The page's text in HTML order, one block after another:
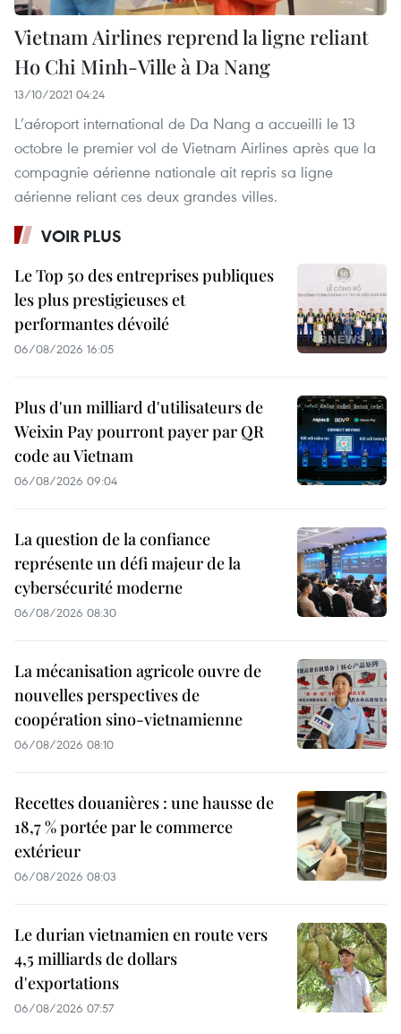
Vietnam Airlines reprend la ligne reliant
Ho Chi Minh-Ville à Da Nang
13/10/2021 04:24
L’aéroport international de Da Nang a accueilli le 13
octobre le premier vol de Vietnam Airlines après que la
compagnie aérienne nationale ait repris sa ligne
aérienne reliant ces deux grandes villes.
VOIR PLUS
Le Top 50 des entreprises publiques
les plus prestigieuses et
performantes dévoilé
06/08/2026 16:05
Plus d'un milliard d'utilisateurs de
Weixin Pay pourront payer par QR
code au Vietnam
06/08/2026 09:04
La question de la confiance
représente un défi majeur de la
cybersécurité moderne
06/08/2026 08:30
La mécanisation agricole ouvre de
nouvelles perspectives de
coopération sino-vietnamienne
06/08/2026 08:10
Recettes douanières : une hausse de
18,7 % portée par le commerce
extérieur
06/08/2026 08:03
Le durian vietnamien en route vers
4,5 milliards de dollars
d'exportations
06/08/2026 07:57